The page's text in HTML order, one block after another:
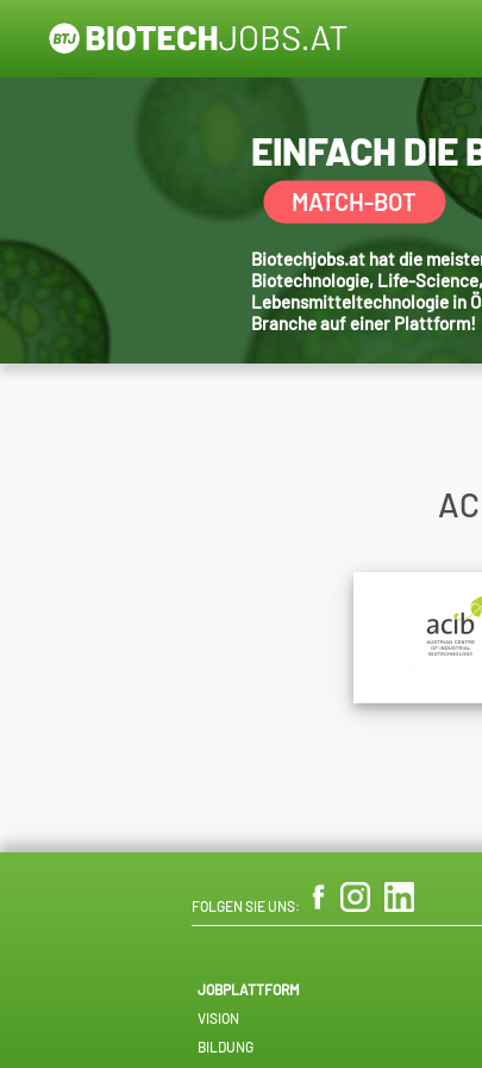
EINFACH DIE
MATCH-BOT
Biotechjobs.at hat die
Biotechnologie, Life-
Lebensmitteltechnologie in
Branche auf einer Plattform!
FOLGEN SIE UNS:
JOBPLATTFORM
VISION
BILDUNG